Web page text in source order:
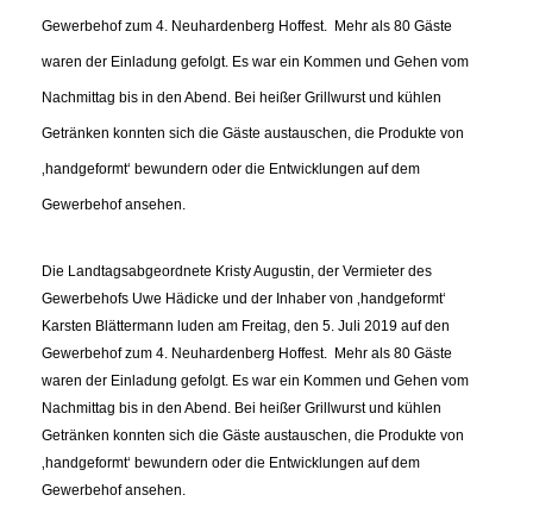
Gewerbehof zum 4. Neuhardenberg Hoffest. Mehr als 80 Gäste
waren der Einladung gefolgt. Es war ein Kommen und Gehen vom
Nachmittag bis in den Abend. Bei heißer Grillwurst und kühlen
Getränken konnten sich die Gäste austauschen, die Produkte von
handgeformt‘ bewundern oder die Entwicklungen auf dem
Gewerbehof ansehen.
Die Landtagsabgeordnete Kristy Augustin, der Vermieter des
Gewerbehofs Uwe Hädicke und der Inhaber von ‚handgeformt‘
Karsten Blättermann luden am Freitag, den 5. Juli 2019 auf den
Gewerbehof zum 4. Neuhardenberg Hoffest. Mehr als 80 Gäste
waren der Einladung gefolgt. Es war ein Kommen und Gehen vom
Nachmittag bis in den Abend. Bei heißer Grillwurst und kühlen
Getränken konnten sich die Gäste austauschen, die Produkte von
handgeformt‘ bewundern oder die Entwicklungen auf dem
Gewerbehof ansehen.